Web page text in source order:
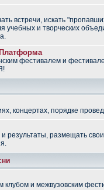
встречи, искать
учебных и творческих
фестивалем и
концертах, порядке
результаты, размещать
клубом и межвузовским